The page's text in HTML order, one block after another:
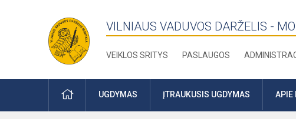
VILNIAUS VADUVOS DARŽELIS -
VEIKLOS SRITYS PASLAUGOS
PRADŽIAUGDYMAS ĮTRAUKUSIS UGDYMAS APIE